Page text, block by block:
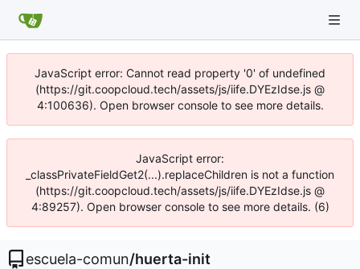
JavaScript error: Cannot read property '0' of undefined
(https://git.coopcloud.tech/assets/js/iife.DYEzIdse.js @
4:100636). Open browser console to see more details.
JavaScript error:
_classPrivateFieldGet2(...).replaceChildren is not a function
(https://git.coopcloud.tech/assets/js/iife.DYEzIdse.js @
4:89257). Open browser console to see more details. (6)
escuela-comun/huerta-init